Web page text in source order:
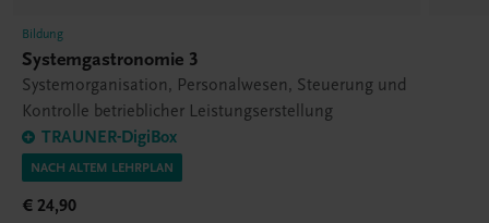
Bildung
Systemgastronomie 3
Systemorganisation, Personalwesen, Steuerung und
Kontrolle betrieblicher Leistungserstellung
TRAUNER-DigiBox
NACH ALTEM LEHRPLAN
€ 24,90